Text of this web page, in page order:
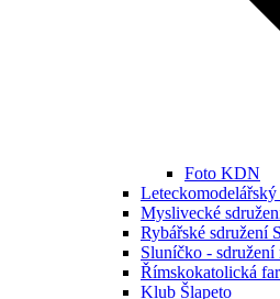
Foto KDN
Myslivecké
Rybářské sdružení
Sluníčko - sdružení
Římskokatolická
Klub Šlapeto